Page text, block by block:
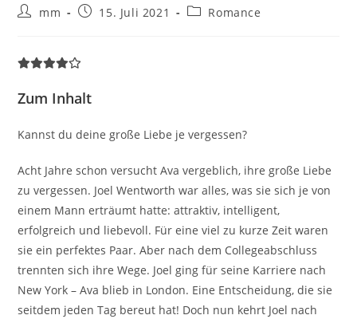
mm 15. Juli 2021 Romance
Zum Inhalt
Kannst du deine große Liebe je vergessen?
Acht Jahre schon versucht Ava vergeblich, ihre große Liebe
zu vergessen. Joel Wentworth war alles, was sie sich je von
einem Mann erträumt hatte: attraktiv, intelligent,
erfolgreich und liebevoll. Für eine viel zu kurze Zeit waren
sie ein perfektes Paar. Aber nach dem Collegeabschluss
trennten sich ihre Wege. Joel ging für seine Karriere nach
New York – Ava blieb in London. Eine Entscheidung, die sie
seitdem jeden Tag bereut hat! Doch nun kehrt Joel nach